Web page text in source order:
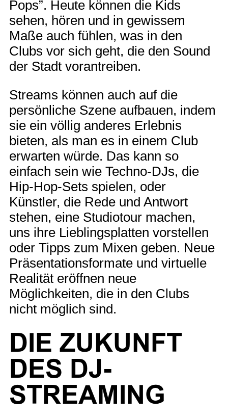
Pops”. Heute können die Kids
sehen, hören und in gewissem
Maße auch fühlen, was in den
Clubs vor sich geht, die den Sound
der Stadt vorantreiben.
Streams können auch auf die
persönliche Szene aufbauen, indem
sie ein völlig anderes Erlebnis
bieten, als man es in einem Club
erwarten würde. Das kann so
einfach sein wie Techno-DJs, die
Hip-Hop-Sets spielen, oder
Künstler, die Rede und Antwort
stehen, eine Studiotour machen,
uns ihre Lieblingsplatten vorstellen
oder Tipps zum Mixen geben. Neue
Präsentationsformate und virtuelle
Realität eröffnen neue
Möglichkeiten, die in den Clubs
nicht möglich sind.
DIE ZUKUNFT
DES DJ-
STREAMING